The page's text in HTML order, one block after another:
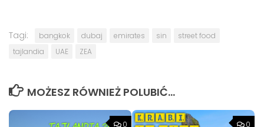
Tagi: bangkok dubaj emirates sin
street food
tajlandia
UAE ZEA
MOŻESZ RÓWNIEŻ POLUBIĆ…
0 0